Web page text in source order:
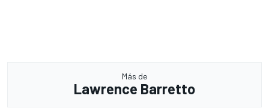
Más de
Lawrence Barretto